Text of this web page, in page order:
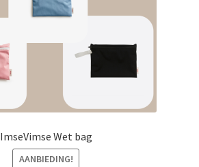
ImseVimse Wet bag
AANBIEDING!